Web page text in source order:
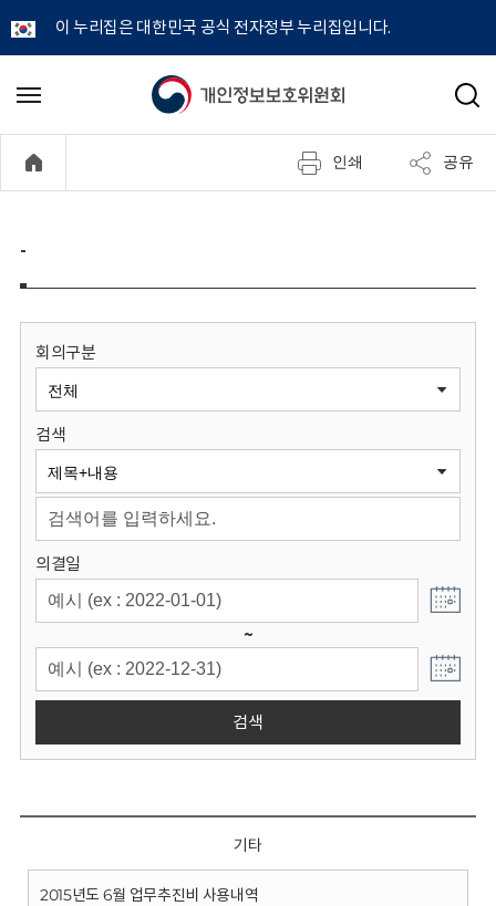
이 누리집은 대한민국 공식 전자정부 누리집입니다.
개
정
보
원
회
메
기
검
인쇄 공유
-
회의구분
검색
의결일
~
검색
기타
2015년도 6월 업무추진비 사용내역